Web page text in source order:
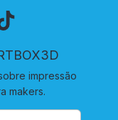
impressão
makers.